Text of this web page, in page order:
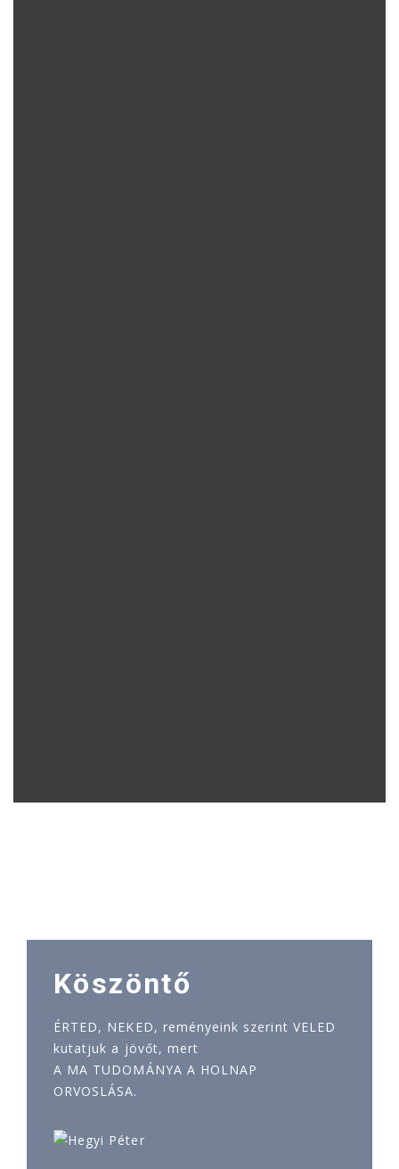
Köszöntő
ÉRTED, NEKED, reményeink szerint VELED
kutatjuk a jövőt, mert
A MA TUDOMÁNYA A HOLNAP
ORVOSLÁSA.